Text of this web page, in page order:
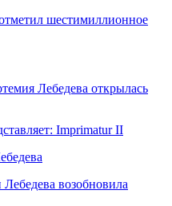
шестимиллионное
Лебедева открылась
Imprimatur II
возобновила